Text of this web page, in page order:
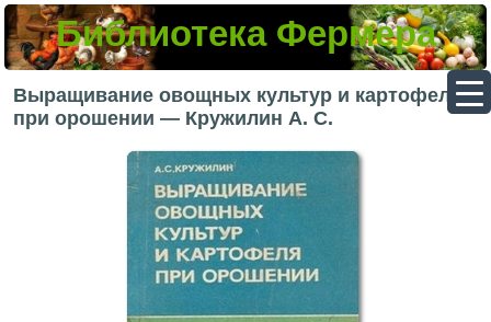
Библиотека Фермера
Выращивание овощных культур и картофеля
при орошении — Кружилин А. С.